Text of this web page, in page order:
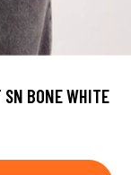
BONE WHITE